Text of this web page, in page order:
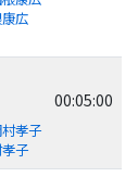
広
00:05:00
孝子
子